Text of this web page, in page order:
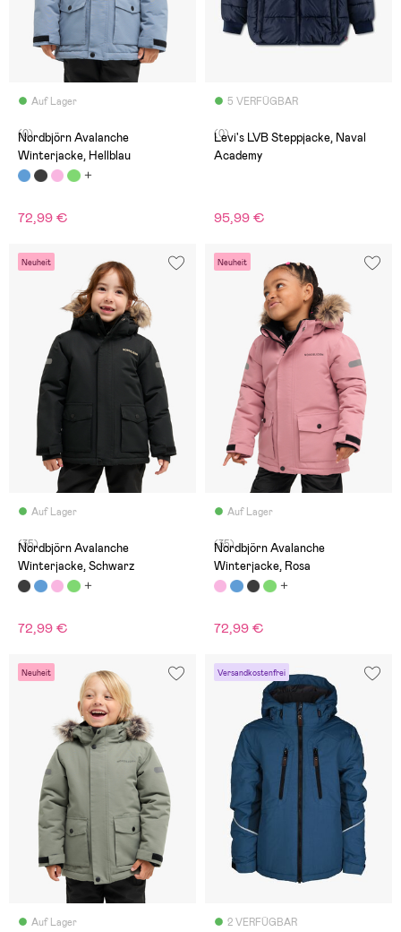
Auf Lager
(0)
Nordbjörn Avalanche
Winterjacke, Hellblau
72,99 €
5 VERFÜGBAR
(0)
Levi's LVB Steppjacke, Naval
Academy
95,99 €
Neuheit
Auf Lager
(35)
Nordbjörn Avalanche
Winterjacke, Schwarz
72,99 €
Neuheit
Auf Lager
(35)
Nordbjörn Avalanche
Winterjacke, Rosa
72,99 €
Neuheit
Auf Lager
Versandkostenfrei
2 VERFÜGBAR